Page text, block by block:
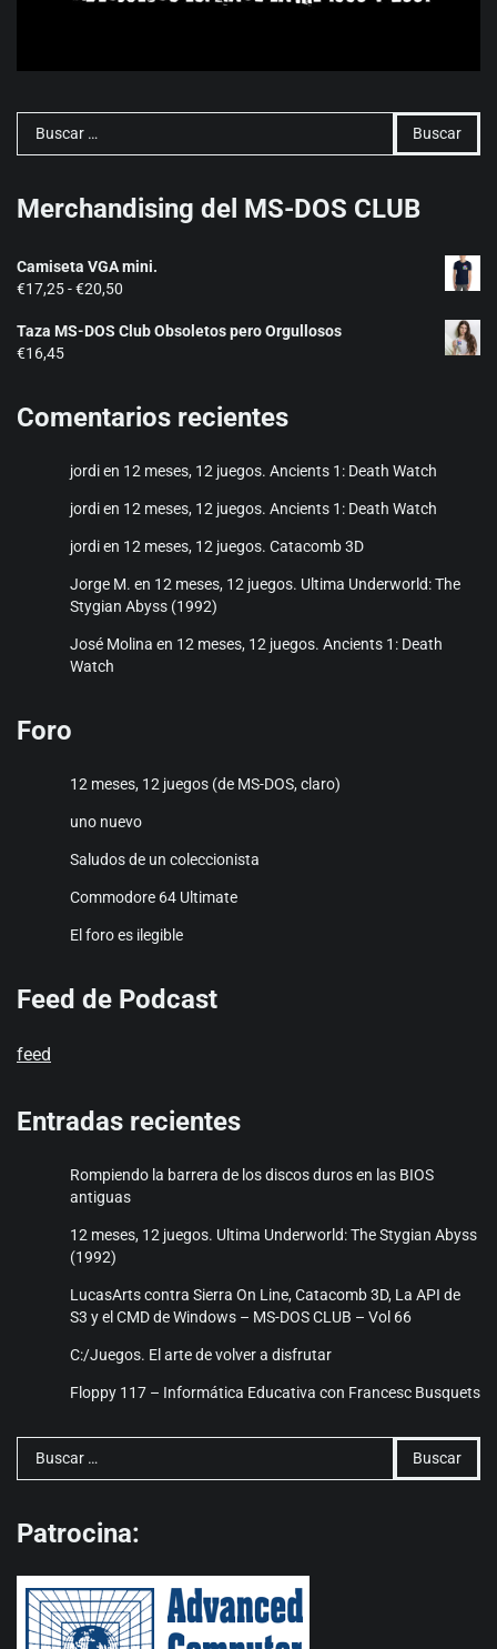
Buscar:
Merchandising del MS-DOS CLUB
Camiseta VGA mini.
€17,25-€20,50
precios:
€20,50
Taza MS-DOS Club Obsoletos pero Orgullosos
€16,45
Comentarios recientes
jordien 12 meses, 12 juegos. Ancients 1: Death Watch
jordien 12 meses, 12 juegos. Ancients 1: Death Watch
jordien 12 meses, 12 juegos. Catacomb 3D
Jorge M. en 12 meses, 12 juegos. Ultima Underworld: The
Stygian Abyss (1992)
José Molina en 12 meses, 12 juegos. Ancients 1: Death
Watch
Foro
12 meses, 12 juegos (de MS-DOS, claro)
uno nuevo
Saludos de un coleccionista
Commodore 64 Ultimate
El foro es ilegible
Feed de Podcast
feed
Entradas recientes
Rompiendo la barrera de los discos duros en las BIOS
antiguas
12 meses, 12 juegos. Ultima Underworld: The Stygian Abyss
(1992)
LucasArts contra Sierra On Line, Catacomb 3D, La API de
S3 y el CMD de Windows – MS-DOS CLUB – Vol 66
C:/Juegos. El arte de volver a disfrutar
Floppy 117 – Informática Educativa con Francesc Busquets
Buscar:
Patrocina: